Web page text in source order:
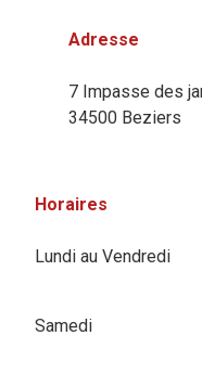
Adresse
7 Impasse des
34500 Beziers
Horaires
Lundi au Vendredi
Samedi